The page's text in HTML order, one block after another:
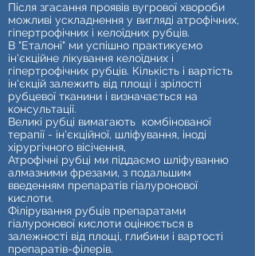
Після згасання проявів вугрової хвороби
можливі ускладнення у вигляді атрофічних,
гіпертрофічних і келоїдних рубців.
В "Еталоні" ми успішно практикуємо
ін'єкційне лікування келоїдних і
гіпертрофічних рубців. Кількість і вартість
ін'єкцій залежить від площі і зрілості
рубцевої тканини і визначається на
консультації.
Великі рубці вимагають комбінованої
терапії - ін'єкційної, шліфування, іноді
хірургічного вісічення,
Атрофічні рубці ми піддаємо шліфуванню
алмазними фрезами, з подальшим
введенням препаратів гіалуронової
кислоти.
Філірування рубців препаратами
гіалуронової кислоти оцінюється в
залежності від площі, глибини і вартості
препаратів-філерів.